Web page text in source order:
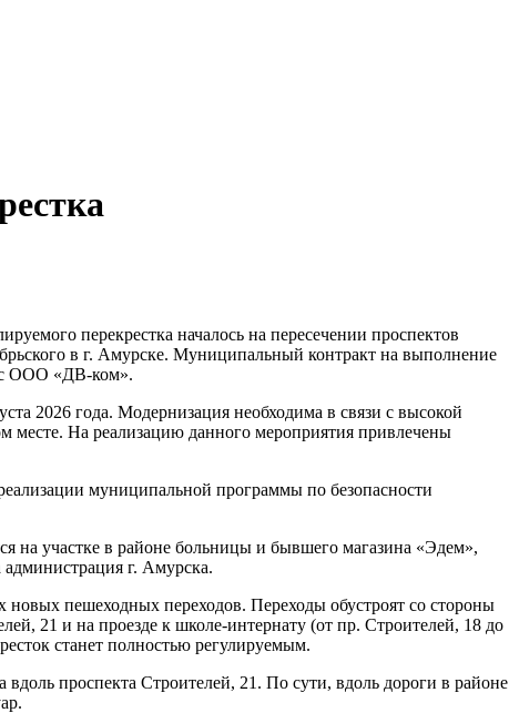
перекрестка началось на пересечении проспектов
в г. Амурске. Муниципальный контракт на выполнение
с ООО «ДВ-ком».
2026 года. Модернизация необходима в связи с высокой
месте. На реализацию данного мероприятия привлечены
муниципальной программы по безопасности
на участке в районе больницы и бывшего магазина «Эдем»,
г. Амурска.
новых пешеходных переходов. Переходы обустроят со стороны
21 и на проезде к школе-интернату (от пр. Строителей, 18 до
станет полностью регулируемым.
проспекта Строителей, 21. По сути, вдоль дороги в районе